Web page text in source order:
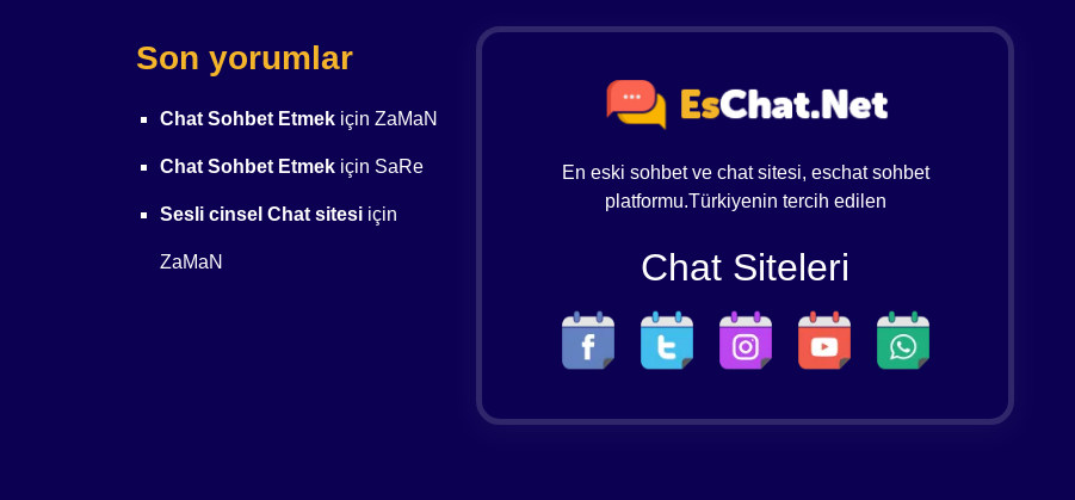
Son yorumlar
Chat Sohbet Etmek için ZaMaN
Chat Sohbet Etmek için SaRe
Sesli cinsel Chat sitesi için
ZaMaN
En eski sohbet ve chat sitesi, eschat sohbet
platformu.Türkiyenin tercih edilen
Chat Siteleri